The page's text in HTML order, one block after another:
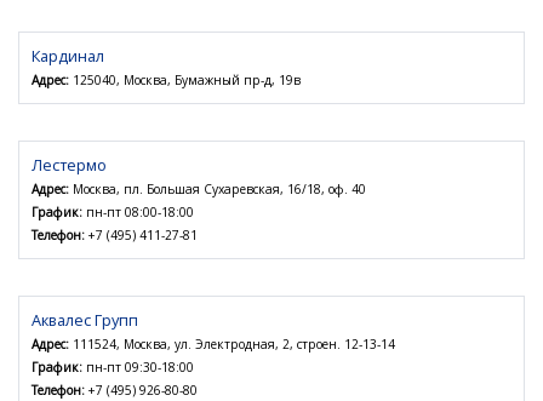
Кардинал
Адрес: 125040, Москва, Бумажный пр-д, 19в
Лестермо
Адрес: Москва, пл. Большая Сухаревская, 16/18, оф. 40
График: пн-пт 08:00-18:00
Телефон: +7 (495) 411-27-81
Аквалес Групп
Адрес: 111524, Москва, ул. Электродная, 2, строен. 12-13-14
График: пн-пт 09:30-18:00
Телефон: +7 (495) 926-80-80